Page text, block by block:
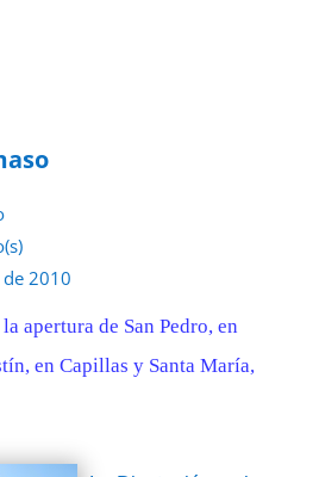
2010
apertura de San Pedro, en
en Capillas y Santa María,